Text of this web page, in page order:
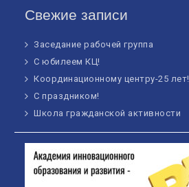
Свежие записи
Заседание рабочей группа
С юбилеем КЦ!
Координационному центру-25 лет!
С праздником!
Школа гражданской активности